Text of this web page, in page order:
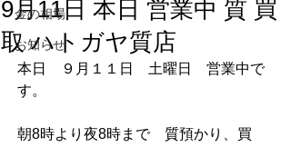
金の相場
お知らせ
9月11日 本日 営業中 質 買
取 ハトガヤ質店
本日　９月１１日　土曜日　営業中で
す。
朝8時より夜8時まで　質預かり、買